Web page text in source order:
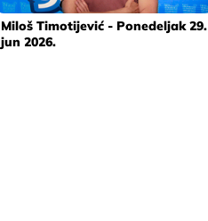
Miloš Timotijević - Ponedeljak 29.
jun 2026.